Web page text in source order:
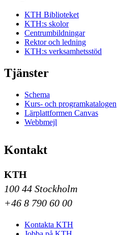
KTH Biblioteket
KTH:s skolor
Centrumbildningar
Rektor och ledning
KTH:s verksamhetsstöd
Tjänster
Schema
Kurs- och programkatalogen
Lärplattformen Canvas
Webbmejl
Kontakt
KTH
100 44 Stockholm
+46 8 790 60 00
Kontakta KTH